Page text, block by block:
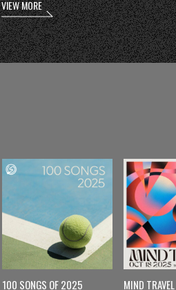
VIEW MORE
100 SONGS OF 2025 MIND TRAVEL